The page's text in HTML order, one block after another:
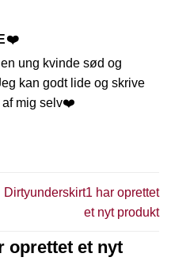
ung kvinde sød og
kan godt lide og skrive
mig selv❤️
Dirtyunderskirt1 har oprettet
et nyt produkt
oprettet et nyt